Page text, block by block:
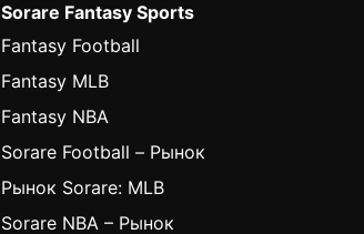
Sorare Fantasy Sports
Fantasy Football
Fantasy MLB
Fantasy NBA
Sorare Football – Рынок
Рынок Sorare: MLB
Sorare NBA – Рынок